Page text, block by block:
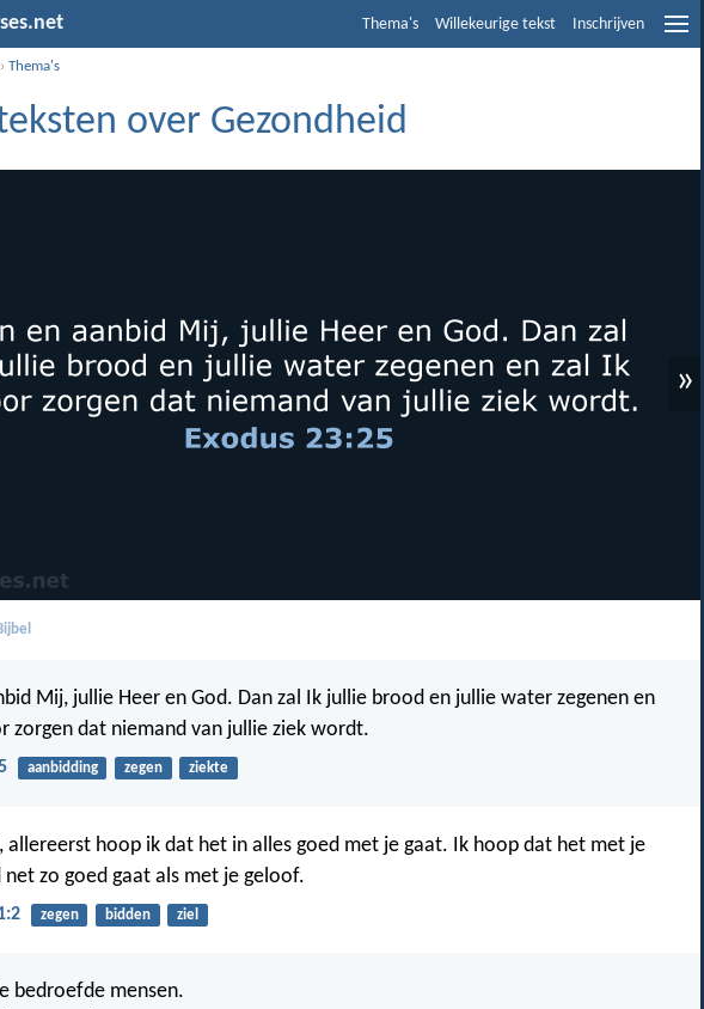
Thema's Willekeurige tekst Inschrijven
›Thema's
over Gezondheid
»
Mij, jullie Heer en God. Dan zal Ik jullie brood en jullie water zegenen en
zorgen dat niemand van jullie ziek wordt.
aanbidding zegen ziekte
allereerst hoop ik dat het in alles goed met je gaat. Ik hoop dat het met je
net zo goed gaat als met je geloof.
zegen bidden ziel
bedroefde mensen.